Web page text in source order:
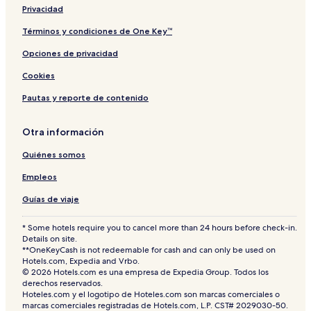
s
Privacidad
Términos y condiciones de One Key™
Opciones de privacidad
Cookies
Pautas y reporte de contenido
Otra información
Quiénes somos
Empleos
Guías de viaje
* Some hotels require you to cancel more than 24 hours before check-in.
Details on site.
**OneKeyCash is not redeemable for cash and can only be used on
Hotels.com, Expedia and Vrbo.
© 2026 Hotels.com es una empresa de Expedia Group. Todos los
derechos reservados.
Hoteles.com y el logotipo de Hoteles.com son marcas comerciales o
marcas comerciales registradas de Hotels.com, L.P. CST# 2029030-50.